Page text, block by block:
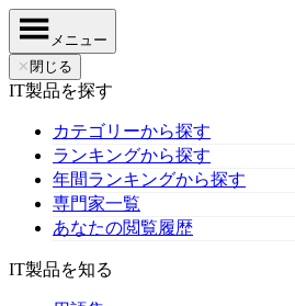
メニュー
✕ 閉じる
IT製品を探す
カテゴリーから探す
ランキングから探す
年間ランキングから探す
専門家一覧
あなたの閲覧履歴
IT製品を知る